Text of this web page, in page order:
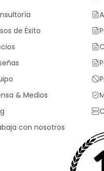
de Éxito
& Medios
con nosotros